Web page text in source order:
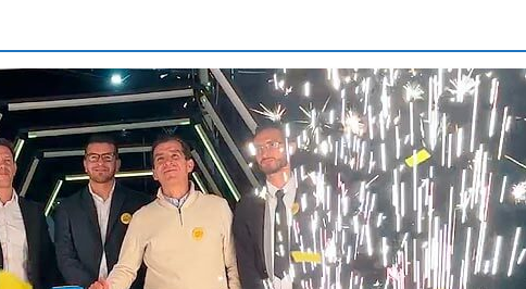
Turismo Varios
pasar con tu
permanece
sin usar?
AEADE Industria Motociclismo
Movilidad
Campaña busca cambiar
destino de los
en la región